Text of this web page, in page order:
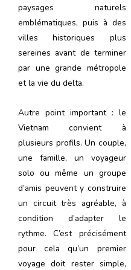
paysages naturels
emblématiques, puis à des
villes historiques plus
sereines avant de terminer
par une grande métropole
et la vie du delta.
Autre point important : le
Vietnam convient à
plusieurs profils. Un couple,
une famille, un voyageur
solo ou même un groupe
d’amis peuvent y construire
un circuit très agréable, à
condition d’adapter le
rythme. C’est précisément
pour cela qu’un premier
voyage doit rester simple,